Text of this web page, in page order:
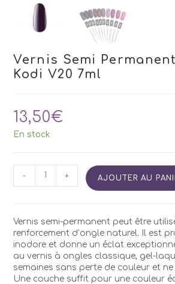
Vernis Semi Permanent
Kodi V20 7ml
13,50€
En stock
quantité
Kodi
V20
7ml
- + AJOUTER AU
Vernis semi-permanent peut être
renforcement d’ongle naturel. Il est
inodore et donne un éclat
au vernis à ongles classique, gel-
semaines sans perte de couleur et ne
Une couche suffit pour une couleur